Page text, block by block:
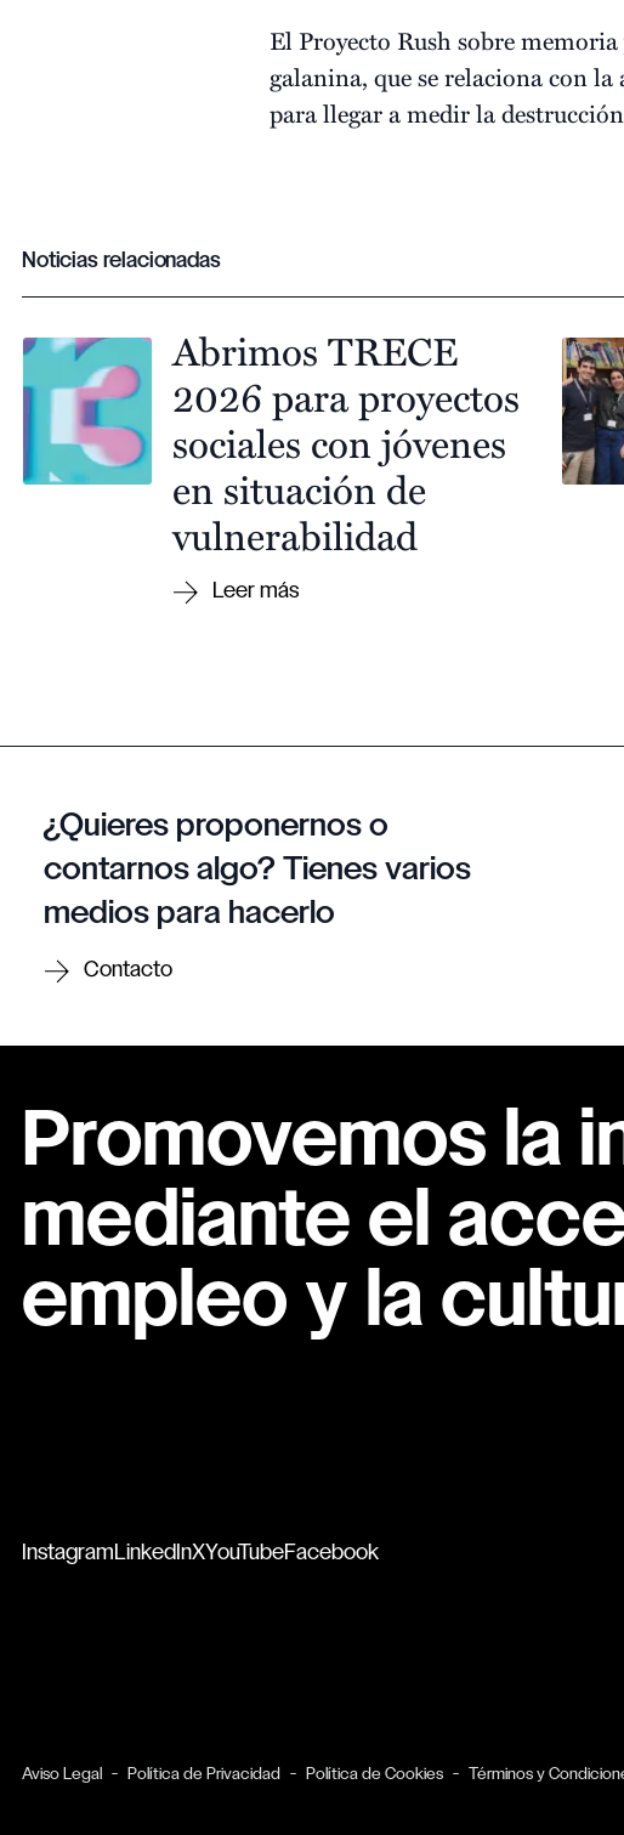
El Proyecto Rush sobre
galanina, que se relaciona con
para llegar a medir la
Noticias relacionadas
Abrimos TRECE
2026 para proyectos
sociales con jóvenes
en situación de
vulnerabilidad
¿Quieres proponernos o
contarnos algo? Tienes varios
medios para hacerlo
Contacto
Promovemos la
mediante el
empleo y la
Instagram LinkedInXYouTubeFacebook
Aviso Legal Política de Privacidad Política de Cookies Términos y